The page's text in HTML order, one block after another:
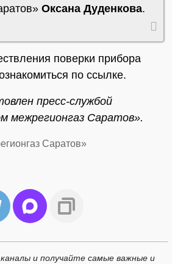
Оксана Дуденкова.
поверки прибора
по ссылке.
пресс-службой
межрегионгаз Саратов».
Саратов»
и получайте самые важные и